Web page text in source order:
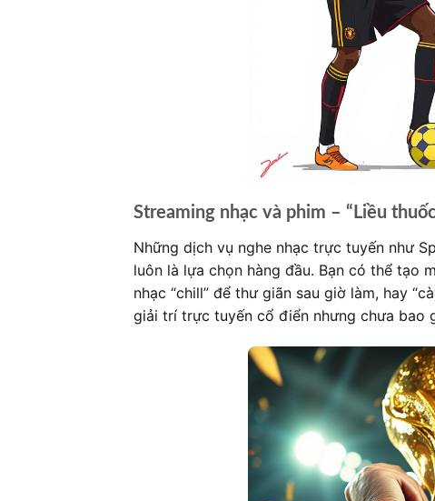
Streaming nhạc và phim – “Liều
Những dịch vụ nghe nhạc trực tuyến như
luôn là lựa chọn hàng đầu. Bạn có thể tạo
nhạc “chill” để thư giãn sau giờ làm, hay
giải trí trực tuyến cổ điển nhưng chưa bao